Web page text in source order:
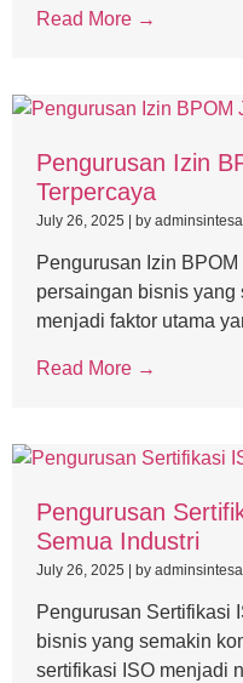
Read More →
Pengurusan Izin
Terpercaya
July 26, 2025 by adminsintesa
Pengurusan Izin
persaingan bisnis yang
menjadi faktor utama
Read More →
Pengurusan
Semua Industri
July 26, 2025 by adminsintesa
Pengurusan Sertifikasi
bisnis yang semakin
sertifikasi ISO menjadi